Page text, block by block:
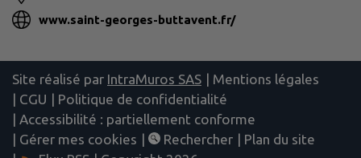
www.saint-georges-buttavent.fr/
Site réalisé par IntraMuros SAS | Mentions légales
| CGU | Politique de confidentialité
| Accessibilité : partiellement conforme
| Gérer mes cookies | Rechercher | Plan du site